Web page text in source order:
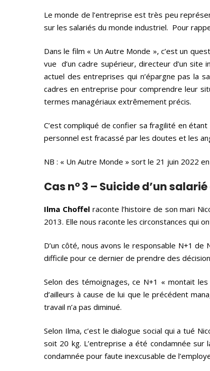
Le monde de l’entreprise est très peu
sur les salariés du monde industriel. Pour
Dans le film « Un Autre Monde », c’est un
vue d’un cadre supérieur, directeur d’un
actuel des entreprises qui n’épargne pas la
cadres en entreprise pour comprendre leur
termes managériaux extrêmement précis.
C’est compliqué de confier sa fragilité en
personnel est fracassé par les doutes et les
NB : « Un Autre Monde » sort le 21 juin 2022
Cas n° 3 – Suicide d’un
Ilma Choffel raconte l’histoire de son mari
2013. Elle nous raconte les circonstances qui
D’un côté, nous avons le responsable N+1
difficile pour ce dernier de prendre des
Selon des témoignages, ce N+1 « montait
d’ailleurs à cause de lui que le précédent
travail n’a pas diminué.
Selon Ilma, c’est le dialogue social qui a tué
soit 20 kg. L’entreprise a été condamnée sur
condamnée pour faute inexcusable de